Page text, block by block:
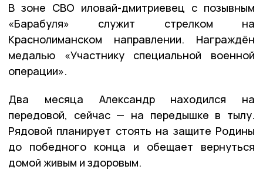
В зоне СВО иловай-дмитриевец с позывным
«Барабуля» служит стрелком на
Краснолиманском направлении. Награждён
медалью «Участнику специальной военной
операции».
Два месяца Александр находился на
передовой, сейчас — на передышке в тылу.
Рядовой планирует стоять на защите Родины
до победного конца и обещает вернуться
домой живым и здоровым.